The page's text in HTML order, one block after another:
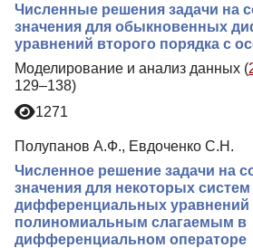
Численные решения задачи на
значения для обыкновенных
уравнений второго порядка с
Моделирование и анализ данных (
129–138)
1271
Полупанов А.Ф., Евдоченко С.Н.
Численное решение задачи на
значения для некоторых
дифференциальных уравнений
полиномиальным слагаемым в
дифференциальном операторе